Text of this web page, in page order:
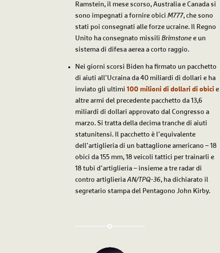
Ramstein, il mese scorso, Australia e Canada si
sono impegnati a fornire obici M777, che sono
stati poi consegnati alle forze ucraine. Il Regno
Unito ha consegnato missili Brimstone e un
sistema di difesa aerea a corto raggio.
Nei giorni scorsi Biden ha firmato un pacchetto
di aiuti all’Ucraina da 40 miliardi di dollari e ha
inviato gli ultimi 100 milioni di dollari di obici e
altre armi del precedente pacchetto da 13,6
miliardi di dollari approvato dal Congresso a
marzo. Si tratta della decima tranche di aiuti
statunitensi. Il pacchetto è l’equivalente
dell’artiglieria di un battaglione americano – 18
obici da 155 mm, 18 veicoli tattici per trainarli e
18 tubi d’artiglieria – insieme a tre radar di
contro artiglieria AN/TPQ-36, ha dichiarato il
segretario stampa del Pentagono John Kirby.